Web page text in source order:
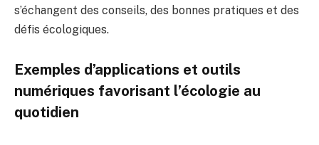
s’échangent des conseils, des bonnes pratiques et des
défis écologiques.
Exemples d’applications et outils
numériques favorisant l’écologie au
quotidien